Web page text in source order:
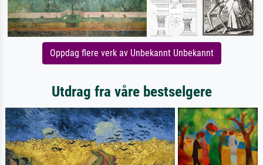
Oppdag flere verk av Unbekannt Unbekannt
Utdrag fra våre bestselgere